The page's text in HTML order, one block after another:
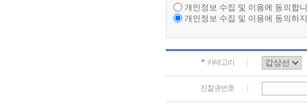
다.
1. 수집하는 개
[홈페이지 개
- 필수항목 : 예
개인정보 수집 및 이용에 동의합
개인정보 수집 및 이용에 동의하
* 카테고리
진찰권번호